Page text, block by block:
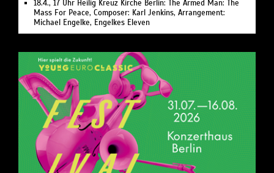
18.4., 17 Uhr Heilig Kreuz Kirche Berlin: The Armed Man: The
Mass For Peace, Composer: Karl Jenkins, Arrangement:
Michael Engelke, Engelkes Eleven